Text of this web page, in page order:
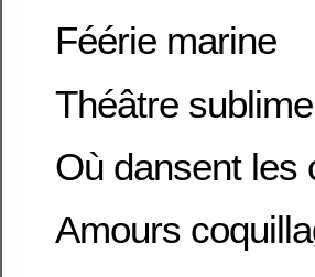
Féérie marine
Théâtre sublime
Où dansent les
Amours